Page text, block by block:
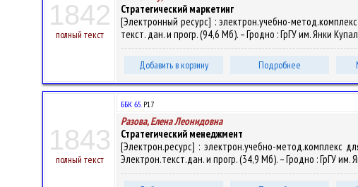
1842
полный текст
Стратегический маркетинг
[Электронный ресурс] : электрон.учебно-
текст. дан. и прогр. (94,6 Мб). – Гродно : ГрГУ им. Янки
Добавить в корзину Подробнее
1843
полный текст
ББК 65.Р17
Разова, Елена Леонидовна
Стратегический менеджмент
[Электрон.ресурс] : электрон.учебно-
Электрон.текст.дан. и прогр. (34,9 Мб). – Гродно : ГрГУ